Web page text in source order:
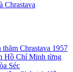
Chrastava
Chrastava 1957
Hồ Chí Minh từng
Séc